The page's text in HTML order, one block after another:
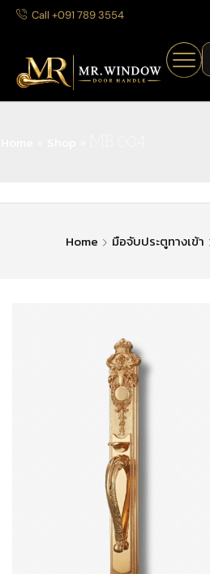
Call +091 789 3554
Home มือจับประตูทางเข้า